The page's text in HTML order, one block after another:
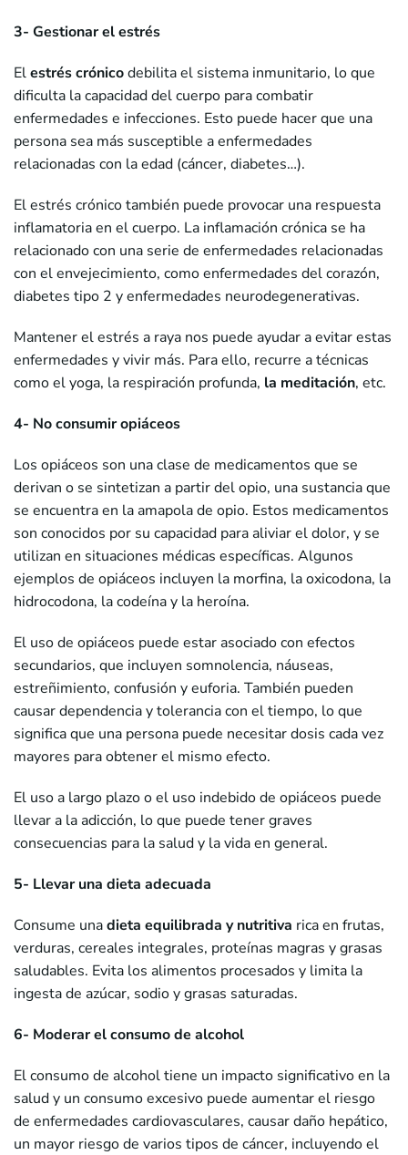
3- Gestionar el estrés
Elestrés crónicodebilita el sistema inmunitario, lo que
dificulta la capacidad del cuerpo para combatir
enfermedades e infecciones. Esto puede hacer que una
persona sea más susceptible a enfermedades
relacionadas con la edad (cáncer, diabetes…).
El estrés crónico también puede provocar una respuesta
inflamatoria en el cuerpo. La inflamación crónica se ha
relacionado con una serie de enfermedades relacionadas
con el envejecimiento, como enfermedades del corazón,
diabetes tipo 2 y enfermedades neurodegenerativas.
Mantener el estrés a raya nos puede ayudar a evitar estas
enfermedades y vivir más. Para ello, recurre a técnicas
como el yoga, la respiración profunda, la meditación, etc.
4- No consumir opiáceos
Los opiáceos son una clase de medicamentos que se
derivan o se sintetizan a partir del opio, una sustancia que
se encuentra en la amapola de opio. Estos medicamentos
son conocidos por su capacidad para aliviar el dolor, y se
utilizan en situaciones médicas específicas. Algunos
ejemplos de opiáceos incluyen la morfina, la oxicodona, la
hidrocodona, la codeína y la heroína.
El uso de opiáceos puede estar asociado con efectos
secundarios, que incluyen somnolencia, náuseas,
estreñimiento, confusión y euforia. También pueden
causar dependencia y tolerancia con el tiempo, lo que
significa que una persona puede necesitar dosis cada vez
mayores para obtener el mismo efecto.
El uso a largo plazo o el uso indebido de opiáceos puede
llevar a la adicción, lo que puede tener graves
consecuencias para la salud y la vida en general.
5- Llevar una dieta adecuada
Consume unadieta equilibrada y nutritiva rica en frutas,
verduras, cereales integrales, proteínas magras y grasas
saludables. Evita los alimentos procesados y limita la
ingesta de azúcar, sodio y grasas saturadas.
6- Moderar el consumo de alcohol
El consumo de alcohol tiene un impacto significativo en la
salud y un consumo excesivo puede aumentar el riesgo
de enfermedades cardiovasculares, causar daño hepático,
un mayor riesgo de varios tipos de cáncer, incluyendo el